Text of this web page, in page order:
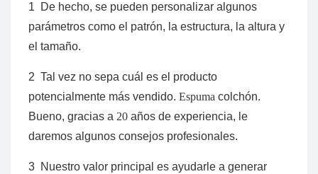
1
De hecho, se pueden personalizar algunos
parámetros como el patrón, la estructura, la altura y
el tamaño.
2 Tal vez no sepa cuál es el producto
potencialmente más vendido. Espuma colchón.
Bueno, gracias a 20 años de experiencia, le
daremos algunos consejos profesionales.
3 Nuestro valor principal es ayudarle a generar